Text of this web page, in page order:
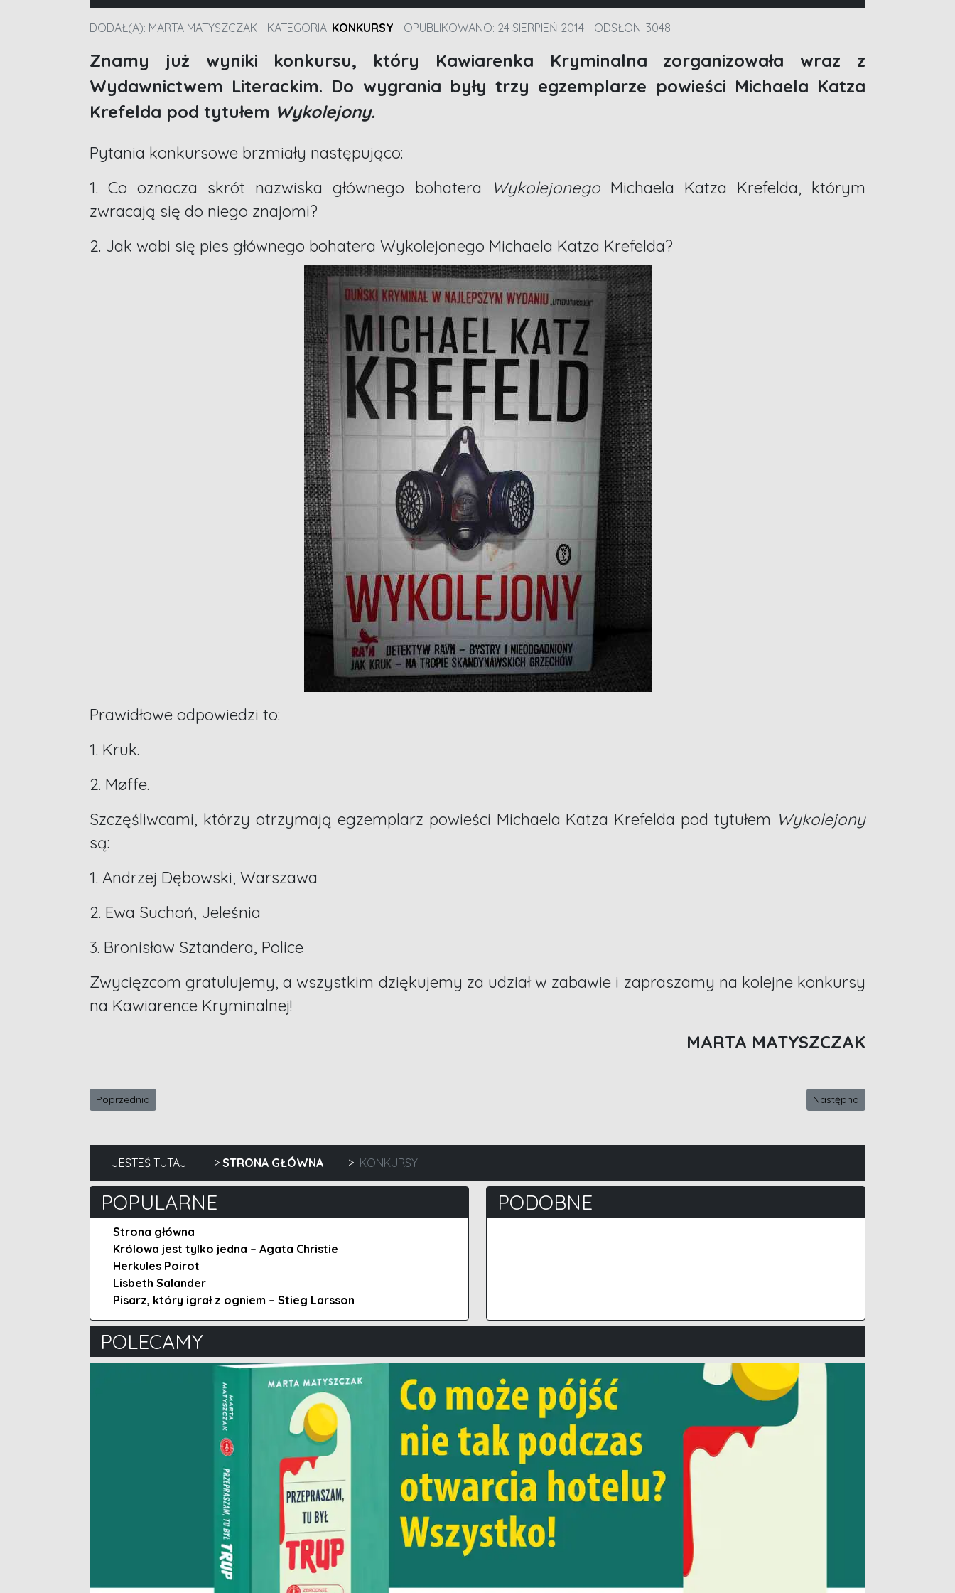
DODAŁ(A): MARTA MATYSZCZAK KATEGORIA: KONKURSY OPUBLIKOWANO: 24 SIERPIEŃ 2014 ODSŁON: 3048
Znamy już wyniki konkursu, który Kawiarenka Kryminalna zorganizowała wraz z
Wydawnictwem Literackim. Do wygrania były trzy egzemplarze powieści Michaela Katza
Krefelda pod tytułem Wykolejony.
Pytania konkursowe brzmiały następująco:
1. Co oznacza skrót nazwiska głównego bohatera
WykolejonegoMichaela Katza Krefelda, którym
zwracają się do niego znajomi?
2. Jak wabi się pies głównego bohatera Wykolejonego Michaela Katza Krefelda?
Prawidłowe odpowiedzi to:
1. Kruk.
2. Møffe.
Szczęśliwcami, którzy otrzymają egzemplarz powieści Michaela Katza Krefelda pod tytułem Wykolejony
są:
1. Andrzej Dębowski, Warszawa
2. Ewa Suchoń, Jeleśnia
3. Bronisław Sztandera, Police
Zwycięzcom gratulujemy, a wszystkim dziękujemy za udział w zabawie i zapraszamy na kolejne konkursy
na Kawiarence Kryminalnej!
MARTA MATYSZCZAK
Poprzednia strona: Wyniki konkursu wraz z Likwidatorem
Poprzednia Następna strona: Konkurs
Następna
JESTEŚ TUTAJ: STRONA GŁÓWNA KONKURSY
POPULARNE
Strona główna
Królowa jest tylko jedna – Agata Christie
Herkules Poirot
Lisbeth Salander
Pisarz, który igrał z ogniem – Stieg Larsson
PODOBNE
POLECAMY